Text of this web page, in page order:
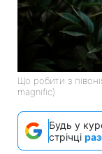
Що робити з
magnific)
Будь у
стрічці